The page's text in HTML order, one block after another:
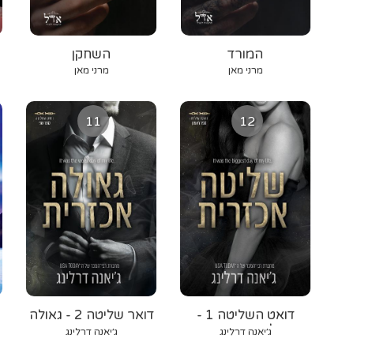
השחקן
מרני מאן
המורד
מרני מאן
11
דואר שליטה 2 - גאולה
אכזרית
ג׳יאנה דרלינג
12
דואט השליטה 1 -
שליטה אכזרית
ג׳יאנה דרלינג